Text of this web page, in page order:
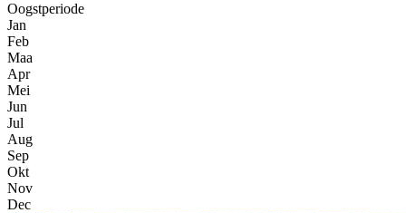
Oogstperiode
Jan
Feb
Maa
Apr
Mei
Jun
Jul
Aug
Sep
Okt
Nov
Dec